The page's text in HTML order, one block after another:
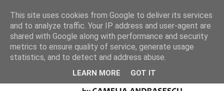
This site uses cookies from Google to deliver its services
and to analyze traffic. Your IP address and user-agent are
shared with Google along with performance and security
metrics to ensure quality of service, generate usage
statistics, and to detect and address abuse.
LEARN MORE GOT IT